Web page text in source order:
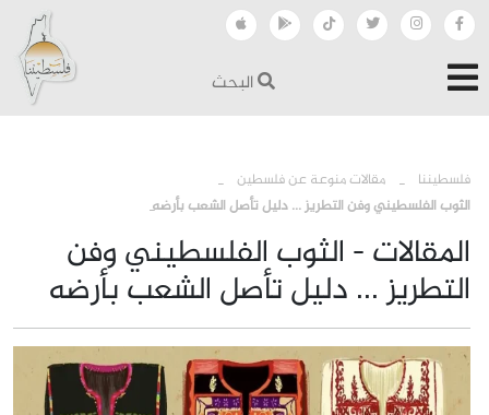
البحث
فلسطيننا مقالات منوعة عن فلسطين
الثوب الفلسطيني وفن التطريز ... دليل تأصل الشعب بأرضه
المقالات - الثوب الفلسطيني وفن
التطريز ... دليل تأصل الشعب بأرضه